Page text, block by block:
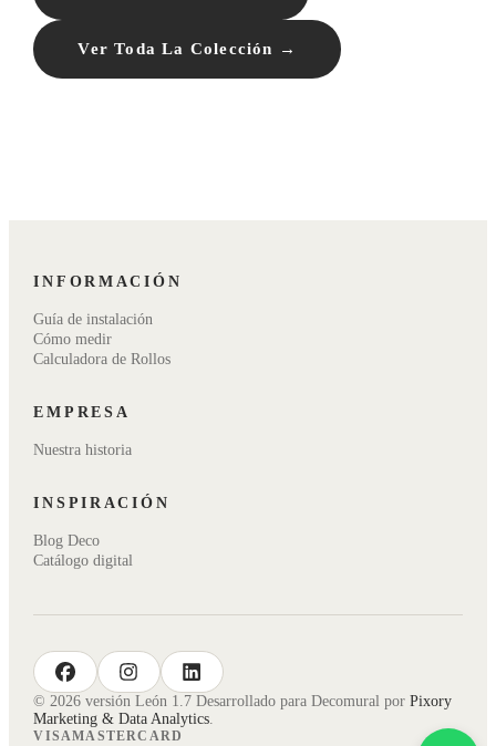
Ver Toda La Colección →
INFORMACIÓN
Guía de instalación
Cómo medir
Calculadora de Rollos
EMPRESA
Nuestra historia
INSPIRACIÓN
Blog Deco
Catálogo digital
facebook instagram linkedin
© 2026 versión León 1.7 Desarrollado para Decomural porPixory
Marketing & Data Analytics
VISAMASTERCARD